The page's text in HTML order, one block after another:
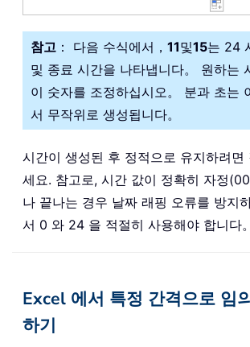
참고 ： 다음 수식에서， 11및15는 24
및 종료 시간을 나타냅니다。 원하는
이 숫자를 조정하십시오。 분과 초는
서 무작위로 생성됩니다。
시간이 생성된 후 정적으로 유지하려면
세요. 참고로, 시간 값이 정확히 자정
나 끝나는 경우 날짜 래핑 오류를 방지
서 0 와 24 을 적절히 사용해야 합니다。
Excel 에서 특정 간격으로 임
하기